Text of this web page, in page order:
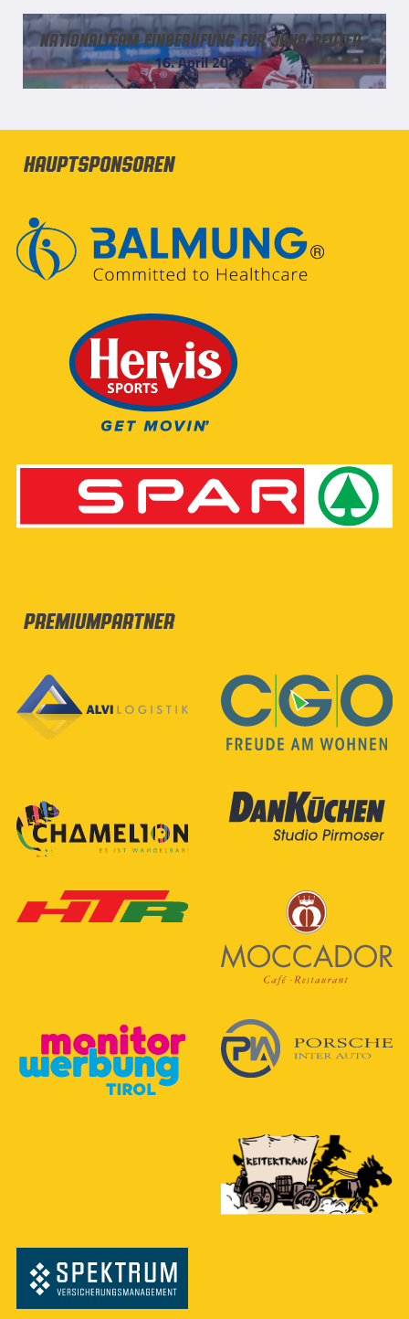
Nationalteam Einberufung für Jana Reuter
16. April 2026
Hauptsponsoren
Premiumpartner